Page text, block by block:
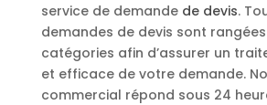
service de demande de devis.
demandes de devis sont
catégories afin d’assurer un
et efficace de votre demande.
commercial répond sous 24